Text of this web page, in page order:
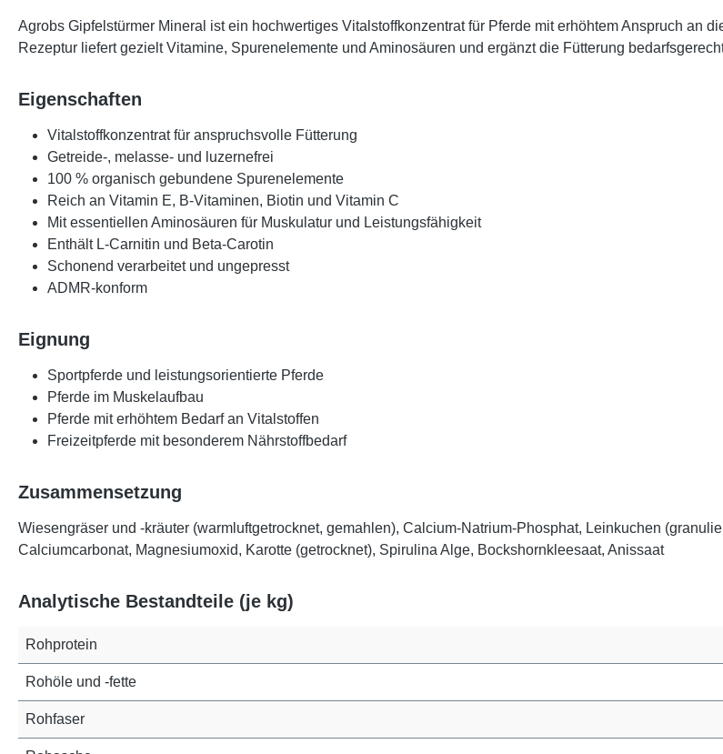
Agrobs Gipfelstürmer Mineral ist ein hochwertiges Vitalstoffkonzentrat für Pferde mit erhöhtem Anspruch an
Rezeptur liefert gezielt Vitamine, Spurenelemente und Aminosäuren und ergänzt die Fütterung
Eigenschaften
Vitalstoffkonzentrat für anspruchsvolle Fütterung
Getreide-, melasse- und luzernefrei
100 % organisch gebundene Spurenelemente
Reich an Vitamin E, B-Vitaminen, Biotin und Vitamin C
Mit essentiellen Aminosäuren für Muskulatur und Leistungsfähigkeit
Enthält L-Carnitin und Beta-Carotin
Schonend verarbeitet und ungepresst
ADMR-konform
Eignung
Sportpferde und leistungsorientierte Pferde
Pferde im Muskelaufbau
Pferde mit erhöhtem Bedarf an Vitalstoffen
Freizeitpferde mit besonderem Nährstoffbedarf
Zusammensetzung
Wiesengräser und -kräuter (warmluftgetrocknet, gemahlen), Calcium-Natrium-Phosphat, Leinkuchen
Calciumcarbonat, Magnesiumoxid, Karotte (getrocknet), Spirulina Alge, Bockshornkleesaat, Anissaat
Analytische Bestandteile (je kg)
Rohprotein
Rohöle und -fette
Rohfaser